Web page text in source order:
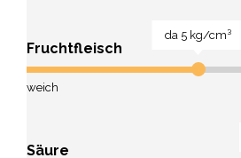
Fruchtfleisch
da 5 kg/cm³
weich
Säure